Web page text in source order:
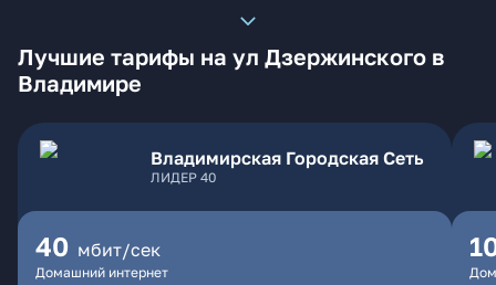
Лучшие тарифы на ул Дзержинского в
Владимире
Владимирская Городская Сеть
ЛИДЕР 40
40 мбит/сек
Домашний интернет